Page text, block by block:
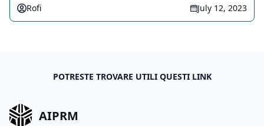
Rofi July 12, 2023
POTRESTE TROVARE UTILI QUESTI LINK
AIPRM